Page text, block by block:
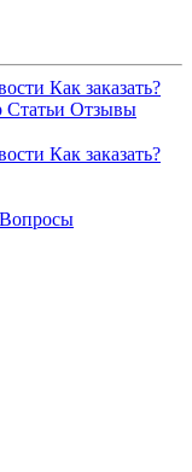
Как заказать?
Статьи Отзывы
Как заказать?
Вопросы